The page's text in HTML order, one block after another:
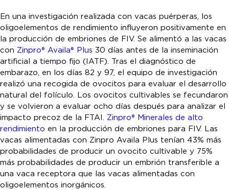
En una investigación realizada con vacas puérperas, los
oligoelementos de rendimiento influyeron positivamente en
la producción de embriones de FIV. Se alimentó a las vacas
con Zinpro® Availa® Plus 30 días antes de la inseminación
artificial a tiempo fijo (IATF). Tras el diagnóstico de
embarazo, en los días 82 y 97, el equipo de investigación
realizó una recogida de ovocitos para evaluar el desarrollo
natural del folículo. Los ovocitos cultivables se fecundaron
y se volvieron a evaluar ocho días después para analizar el
impacto precoz de la FTAI. Zinpro® Minerales de alto
rendimiento en la producción de embriones para FIV. Las
vacas alimentadas con Zinpro Availa Plus tenían 43% más
probabilidades de producir un ovocito cultivable y 75%
más probabilidades de producir un embrión transferible a
una vaca receptora que las vacas alimentadas con
oligoelementos inorgánicos.